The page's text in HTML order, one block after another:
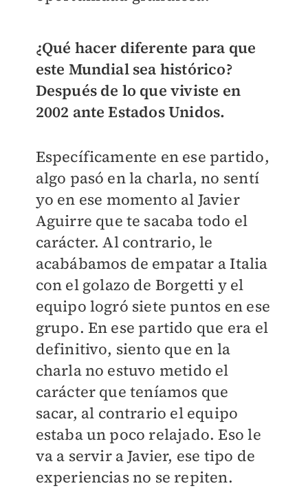
¿Qué hacer diferente para que
este Mundial sea histórico?
Después de lo que viviste en
2002 ante Estados Unidos.
Específicamente en ese partido,
algo pasó en la charla, no sentí
yo en ese momento al Javier
Aguirre que te sacaba todo el
carácter. Al contrario, le
acabábamos de empatar a Italia
con el golazo de Borgetti y el
equipo logró siete puntos en ese
grupo. En ese partido que era el
definitivo, siento que en la
charla no estuvo metido el
carácter que teníamos que
sacar, al contrario el equipo
estaba un poco relajado. Eso le
va a servir a Javier, ese tipo de
experiencias no se repiten.